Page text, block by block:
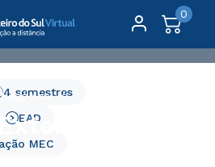
0
Comércio Exterior
MEC
4 semestres
EAD